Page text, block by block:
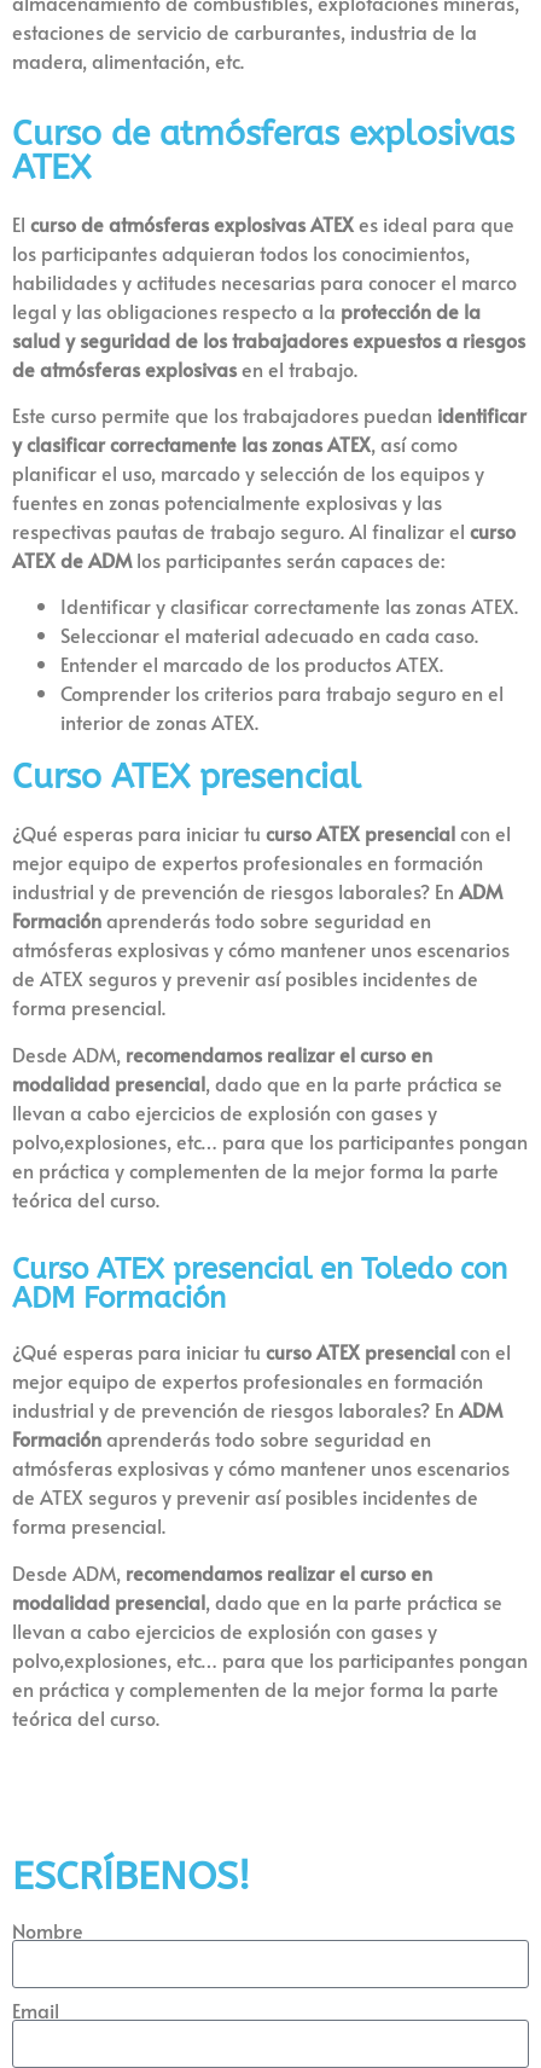
estaciones de servicio de carburantes, industria de la
madera, alimentación, etc.
Curso de atmósferas explosivas
ATEX
El curso de atmósferas explosivas ATEXes ideal para que
los participantes adquieran todos los conocimientos,
habilidades y actitudes necesarias para conocer el marco
legal y las obligaciones respecto a la protección de la
salud y seguridad de los trabajadores expuestos a riesgos
de atmósferas explosivasen el trabajo.
Este curso permite que los trabajadores puedan identificar
y clasificar correctamente las zonas ATEX, así como
planificar el uso, marcado y selección de los equipos y
fuentes en zonas potencialmente explosivas y las
respectivas pautas de trabajo seguro. Al finalizar el curso
ATEX de ADMlos participantes serán capaces de:
Identificar y clasificar correctamente las zonas ATEX.
Seleccionar el material adecuado en cada caso.
Entender el marcado de los productos ATEX.
Comprender los criterios para trabajo seguro en el
interior de zonas ATEX.
Curso ATEX presencial
¿Qué esperas para iniciar tu curso ATEX presencialcon el
mejor equipo de expertos profesionales en formación
industrial y de prevención de riesgos laborales? EnADM
Formaciónaprenderás todo sobre seguridad en
atmósferas explosivas y cómo mantener unos escenarios
de ATEX seguros y prevenir así posibles incidentes de
forma presencial.
Desde ADM, recomendamos realizar el curso en
modalidad presencial, dado que en la parte práctica se
llevan a cabo ejercicios de explosión con gases y
polvo,explosiones, etc… para que los participantes pongan
en práctica y complementen de la mejor forma la parte
teórica del curso.
Curso ATEX presencial en Toledo con
ADM Formación
¿Qué esperas para iniciar tu curso ATEX presencialcon el
mejor equipo de expertos profesionales en formación
industrial y de prevención de riesgos laborales? En ADM
Formaciónaprenderás todo sobre seguridad en
atmósferas explosivas y cómo mantener unos escenarios
de ATEX seguros y prevenir así posibles incidentes de
forma presencial.
Desde ADM, recomendamos realizar el curso en
modalidad presencial, dado que en la parte práctica se
llevan a cabo ejercicios de explosión con gases y
polvo,explosiones, etc… para que los participantes pongan
en práctica y complementen de la mejor forma la parte
teórica del curso.
ESCRÍBENOS!
Nombre
Email